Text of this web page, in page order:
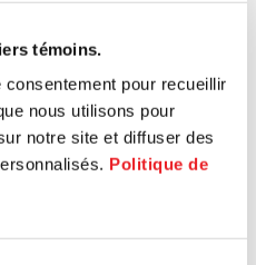
témoins.
pour recueillir
nous utilisons pour
notre site et diffuser des
Politique de